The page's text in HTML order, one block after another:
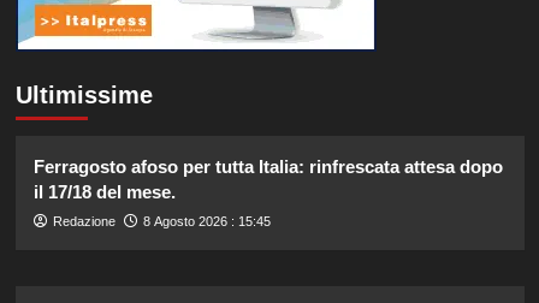
Ultimissime
Ferragosto afoso per tutta Italia: rinfrescata attesa dopo
il 17/18 del mese.
Redazione 8 Agosto 2026 : 15:45